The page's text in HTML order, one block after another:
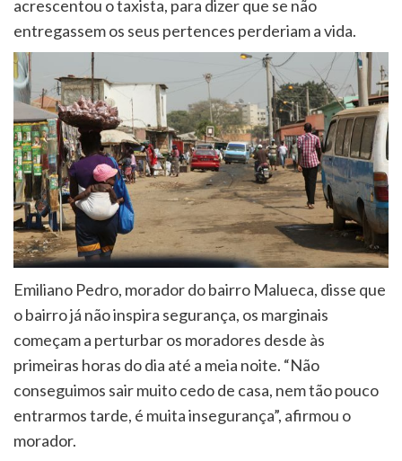
acrescentou o taxista, para dizer que se não
entregassem os seus pertences perderiam a vida.
Emiliano Pedro, morador do bairro Malueca, disse que
o bairro já não inspira segurança, os marginais
começam a perturbar os moradores desde às
primeiras horas do dia até a meia noite. “Não
conseguimos sair muito cedo de casa, nem tão pouco
entrarmos tarde, é muita insegurança”, afirmou o
morador.